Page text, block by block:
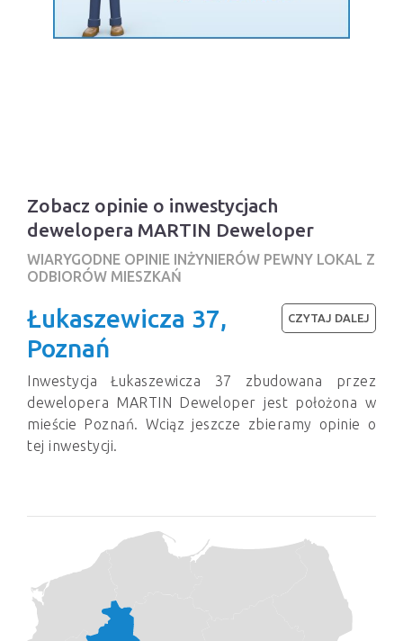
Zobacz opinie o inwestycjach
dewelopera MARTIN Deweloper
WIARYGODNE OPINIE INŻYNIERÓW PEWNY LOKAL Z
ODBIORÓW MIESZKAŃ
Łukaszewicza 37,
Poznań
Inwestycja Łukaszewicza 37 zbudowana przez
dewelopera MARTIN Deweloper jest położona w
mieście Poznań. Wciąz jeszcze zbieramy opinie o
tej inwestycji.
CZYTAJ DALEJ